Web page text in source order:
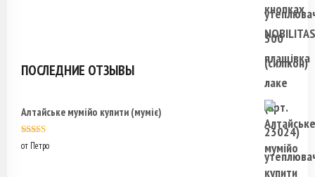
ПОСЛЕДНИЕ ОТЗЫВЫ
Алтайське мумійо купити (муміє)
Оценка
5
от Петро